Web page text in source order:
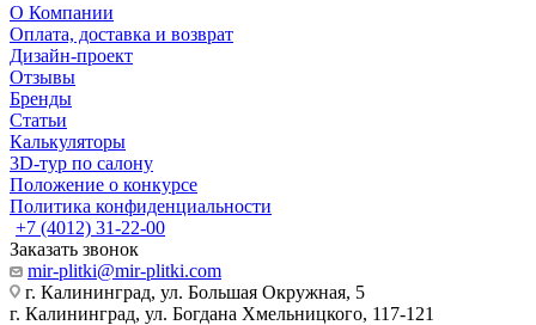
О Компании
Оплата, доставка и возврат
Дизайн-проект
Отзывы
Бренды
Статьи
Калькуляторы
3D-тур по салону
Положение о конкурсе
Политика конфиденциальности
+7 (4012) 31-22-00
Заказать звонок
mir-plitki@mir-plitki.com
г. Калининград, ул. Большая Окружная, 5
г. Калининград, ул. Богдана Хмельницкого, 117-121